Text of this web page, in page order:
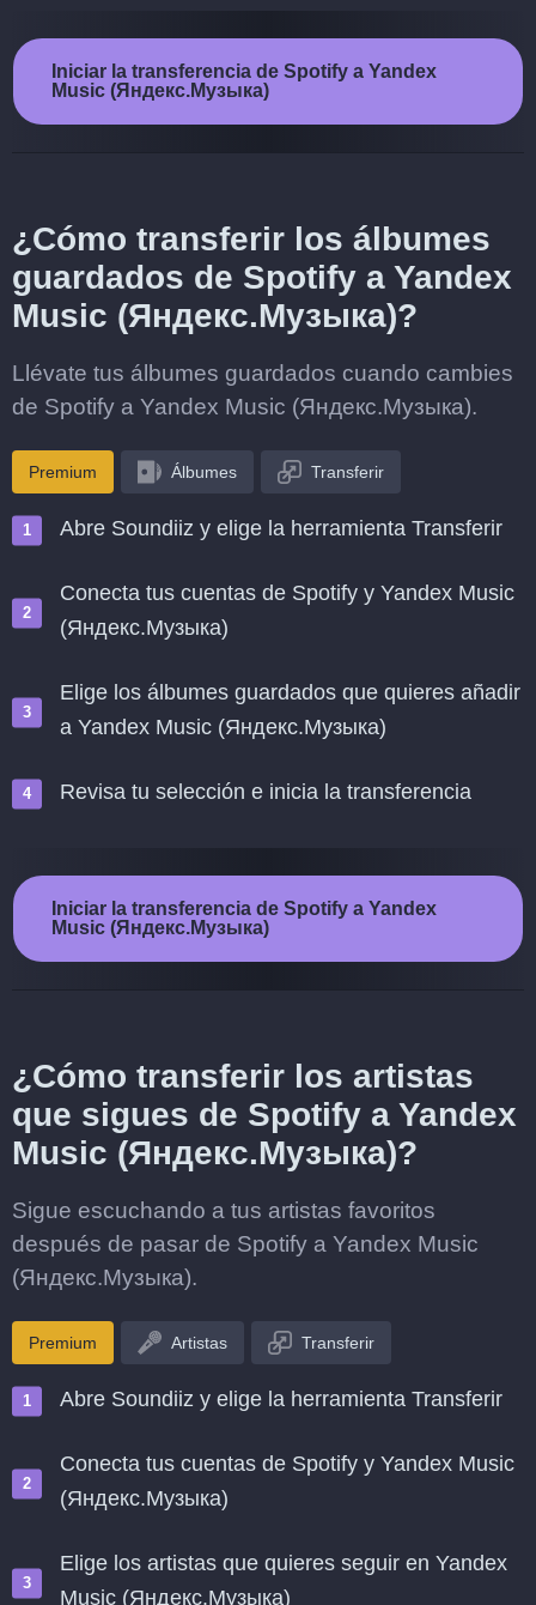
Iniciar la transferencia de Spotify a Yandex
Music (Яндекс.Музыка)
¿Cómo transferir los álbumes
guardados de Spotify a Yandex
Music (Яндекс.Музыка)?
Llévate tus álbumes guardados cuando cambies
de Spotify a Yandex Music (Яндекс.Музыка).
Premium Álbumes Transferir
Abre Soundiiz y elige la herramienta Transferir
Conecta tus cuentas de Spotify y Yandex Music
(Яндекс.Музыка)
Elige los álbumes guardados que quieres añadir
a Yandex Music (Яндекс.Музыка)
Revisa tu selección e inicia la transferencia
Iniciar la transferencia de Spotify a Yandex
Music (Яндекс.Музыка)
¿Cómo transferir los artistas
que sigues de Spotify a Yandex
Music (Яндекс.Музыка)?
Sigue escuchando a tus artistas favoritos
después de pasar de Spotify a Yandex Music
(Яндекс.Музыка).
Premium Artistas Transferir
Abre Soundiiz y elige la herramienta Transferir
Conecta tus cuentas de Spotify y Yandex Music
(Яндекс.Музыка)
Elige los artistas que quieres seguir en Yandex
Music (Яндекс.Музыка)